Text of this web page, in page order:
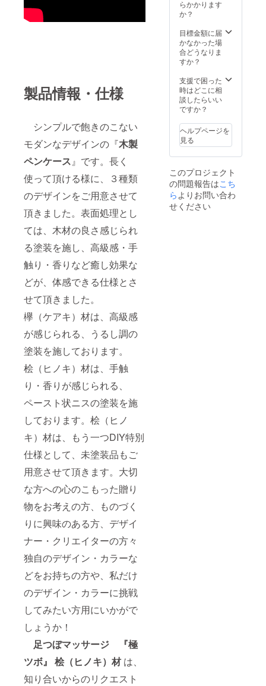
製品情報・仕様
シンプルで飽きのこない
モダンなデザインの『木製
ペンケース』です。長く
使って頂ける様に、３種類
のデザインをご用意させて
頂きました。表面処理とし
ては、木材の良さ感じられ
る塗装を施し、高級感・手
触り・香りなど癒し効果な
どが、体感できる仕様とさ
せて頂きました。
欅（ケアキ）材は、高級感
が感じられる、うるし調の
塗装を施しております。
桧（ヒノキ）材は、手触
り・香りが感じられる、
ペースト状ニスの塗装を施
しております。桧（ヒノ
キ）材は、もう一つDIY特別
仕様として、未塗装品もご
用意させて頂きます。大切
な方への心のこもった贈り
物をお考えの方、ものづく
りに興味のある方、デザイ
ナー・クリエイターの方々
独自のデザイン・カラーな
どをお持ちの方や、私だけ
のデザイン・カラーに挑戦
してみたい方用にいかがで
しょうか！
足つぼマッサージ 『極
ツボ』 桧（ヒノキ）材は、
知り合いからのリクエスト
よって
荷時期
が遅れ
る場合
れの個
おりま
すの
で、ご
ようよ
ろしく
お願い
致しま
善を尽
製作を
いたし
ますが
場合に
よって
は予定
より出
おりま
理解頂
きます
ようよ
致しま
す。 最
善を尽
くして
いたし
ますが
場合に
よって
より出
荷時期
が遅れ
る場合
25mm
重
90g ※ペ
ン4本程
度と消
しゴム
大きさ
となり
ます。
色：
調
黒・鎌
倉赤・
藍
衛生法
に適合
してい
る安全
な塗料
らかかります
か？
目標金額に届
かなかった場
合どうなりま
すか？
支援で困った
時はどこに相
談したらいい
ですか？
ヘルプページを
見る
このプロジェクト
の問題報告はこち
らよりお問い合わ
せください